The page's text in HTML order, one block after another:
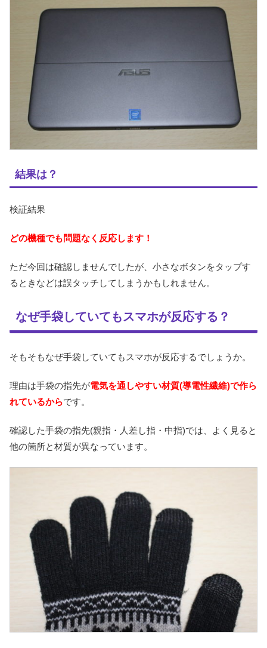
結果は？
検証結果
どの機種でも問題なく反応します！
ただ今回は確認しませんでしたが、小さなボタンをタップす
るときなどは誤タッチしてしまうかもしれません。
なぜ手袋していてもスマホが反応する？
そもそもなぜ手袋していてもスマホが反応するでしょうか。
理由は手袋の指先が電気を通しやすい材質(導電性繊維)で作ら
れているからです。
確認した手袋の指先(親指・人差し指・中指)では、よく見ると
他の箇所と材質が異なっています。